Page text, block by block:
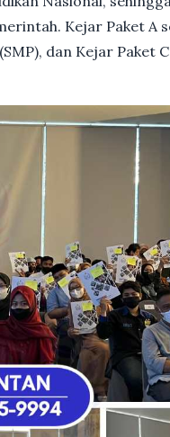
Kejar Paket A
dan Kejar Paket